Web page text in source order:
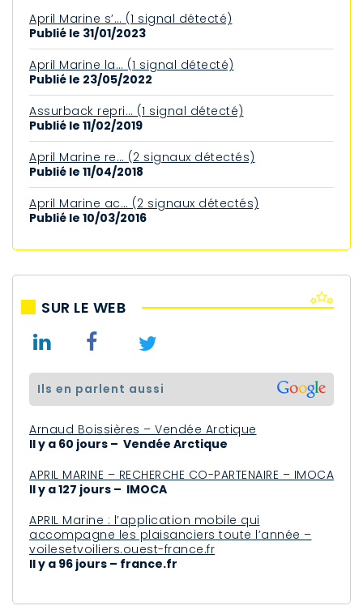
April Marine s’… (1 signal détecté)
Publié le 31/01/2023
April Marine la… (1 signal détecté)
Publié le 23/05/2022
Assurback repri… (1 signal détecté)
Publié le 11/02/2019
April Marine re… (2 signaux détectés)
Publié le 11/04/2018
April Marine ac… (2 signaux détectés)
Publié le 10/03/2016
SUR LE WEB
ils en parlent aussi
Arnaud Boissières – Vendée Arctique
Il y a 60 jours – Vendée Arctique
APRIL MARINE – RECHERCHE CO-PARTENAIRE – IMOCA
Il y a 127 jours – IMOCA
APRIL Marine : l’application mobile qui
accompagne les plaisanciers toute l’année –
voilesetvoiliers.ouest-france.fr
Il y a 96 jours – france.fr